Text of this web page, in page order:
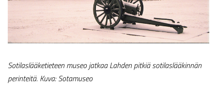
Sotilaslääketieteen museo jatkaa Lahden pitkiä sotilaslääkinnän
perinteitä. Kuva: Sotamuseo